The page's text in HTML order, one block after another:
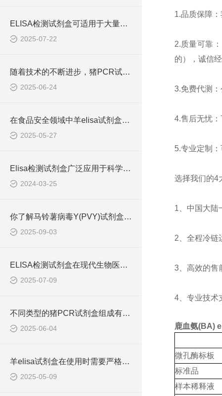
ELISA检测试剂盒可适用于大量样本的同时检测
2025-07-22
随着技术的不断进步，猪PCR试剂盒在不断的发展和*
2025-06-24
在食品安全领域中羊elisa试剂盒也有着一定的应用
2025-05-27
Elisa检测试剂盒广泛应用于科学研究和临床诊断中
2024-03-25
你了解马铃薯病毒Y(PVY)试剂盒吗？
2025-09-03
ELISA检测试剂盒在现代生物医学研究中的作用
2025-07-09
不同类型的猪PCR试剂盒组成有所差异
2025-06-04
羊elisa试剂盒在使用时需要严格遵守流程
2025-05-09
1.品质保障
2.质量可靠
的），诚信
3.免费代测
4.售后无忧：
5.专业定制
选择我们的4
1 、中国大
2 、全程冷
3、高效的售
4、专业技术
鹿血氨(BA)
微孔酶标板
标准品
样本稀释液